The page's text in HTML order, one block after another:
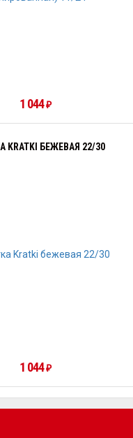
1 044₽
KRATKI БЕЖЕВАЯ 22/30
1 044₽